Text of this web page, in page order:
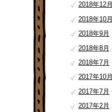
2018年12月
2018年10月
2018年9月
2018年8月
2018年7月
2017年10月
2017年7月
2017年2月